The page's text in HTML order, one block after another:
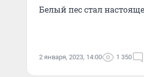
Белый пес стал
2 января, 2023, 14:00 1 350